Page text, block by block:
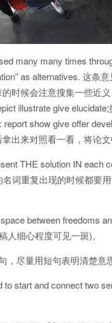
many many times
as alternatives. 这
时候会注意搜集一些近
illustrate give
show give offer
出来对照看一看，将论
THE solution IN each
词重复出现的时候都要
between freedoms
细心程度可见一斑)。
，尽量用短句表明清楚意
to start and connect two